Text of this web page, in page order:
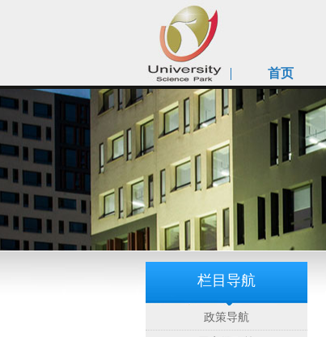
首页
栏目导航
政策导航